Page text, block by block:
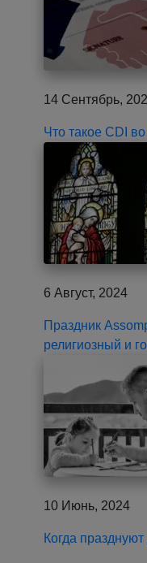
14 Сентябрь,
Что такое CDI
6 Август, 2024
Праздник
религиозный и
10 Июнь, 2024
Когда